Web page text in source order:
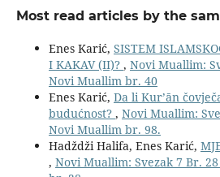
Most read articles by the
Enes Karić, SISTEM
I KAKAV (II)? , Novi Muallim:
Novi Muallim br. 40
Enes Karić, Da li Kur’ān
budućnost? , Novi Muallim:
Novi Muallim br. 98.
Hadždži Halifa, Enes Karić,
, Novi Muallim: Svezak 7 Br.